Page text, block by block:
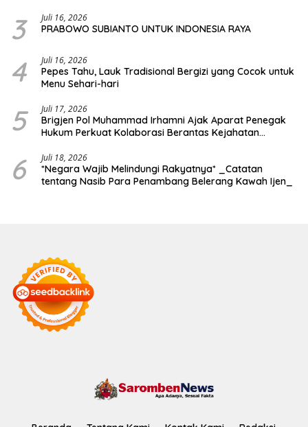
3 Juli 16, 2026
PRABOWO SUBIANTO UNTUK INDONESIA RAYA
4 Juli 16, 2026
Pepes Tahu, Lauk Tradisional Bergizi yang Cocok untuk
Menu Sehari-hari
5 Juli 17, 2026
Brigjen Pol Muhammad Irhamni Ajak Aparat Penegak
Hukum Perkuat Kolaborasi Berantas Kejahatan
6 Juli 18, 2026
*Negara Wajib Melindungi Rakyatnya* _Catatan
tentang Nasib Para Penambang Belerang Kawah Ijen_